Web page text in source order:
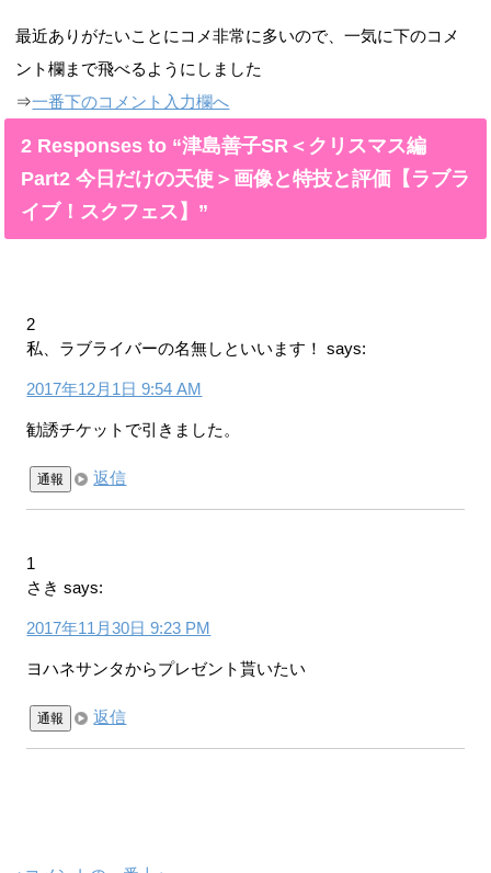
最近ありがたいことにコメ非常に多いので、一気に下のコメ
ント欄まで飛べるようにしました
⇒一番下のコメント入力欄へ
2 Responses to “津島善子SR＜クリスマス編
Part2 今日だけの天使＞画像と特技と評価【ラブラ
イブ！スクフェス】”
2
私、ラブライバーの名無しといいます！
says:
2017年12月1日 9:54 AM
勧誘チケットで引きました。
通報 返信
1
さき says:
2017年11月30日 9:23 PM
ヨハネサンタからプレゼント貰いたい
通報 返信